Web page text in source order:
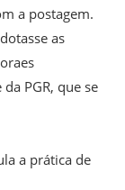
a postagem.
as
PGR, que se
a prática de